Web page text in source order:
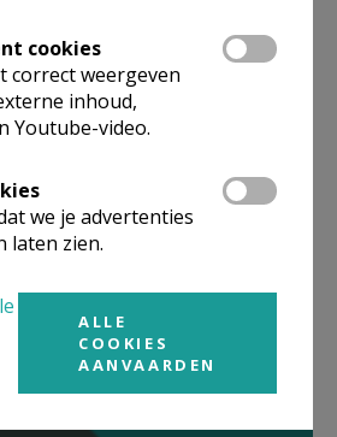
cookies
correct weergeven
inhoud,
Youtube-video.
we je advertenties
laten zien.
ALLE
COOKIES
AANVAARDEN